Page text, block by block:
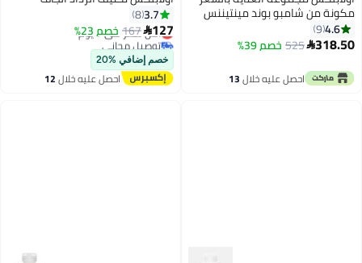
مكونة من شامبو بوند مينتيننس
رقم 6 من 3 قطع أبيض
250ml+250ml+100ملليلتر
4.6
9
318.50
525 خصم 39%
احصل عليه خلال13
3.7
8
127
167خصم 23%
أقل سعر في 7 يوم
توصيل مجاني
أقل سعر في 7 يوم
خصم إضافي %20
احصل عليه خلال12